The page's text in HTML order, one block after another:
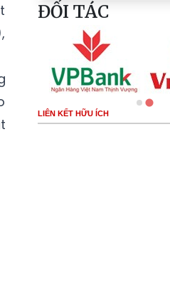
ĐỐI TÁC
LIÊN KẾT HỮU ÍCH